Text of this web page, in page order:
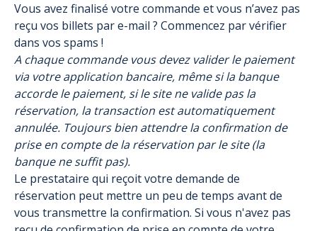
Vous avez finalisé votre commande et vous n’avez pas
reçu vos billets par e-mail ? Commencez par vérifier
dans vos spams !
A chaque commande vous devez valider le paiement
via votre application bancaire, même si la banque
accorde le paiement, si le site ne valide pas la
réservation, la transaction est automatiquement
annulée. Toujours bien attendre la confirmation de
prise en compte de la réservation par le site (la
banque ne suffit pas).
Le prestataire qui reçoit votre demande de
réservation peut mettre un peu de temps avant de
vous transmettre la confirmation. Si vous n'avez pas